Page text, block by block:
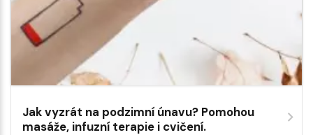
Jak vyzrát na podzimní únavu? Pomohou
masáže, infuzní terapie i cvičení.